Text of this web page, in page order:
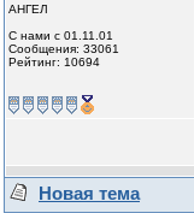
АНГЕЛ
С нами с 01.11.01
Сообщения: 33061
Рейтинг: 10694
Новая тема